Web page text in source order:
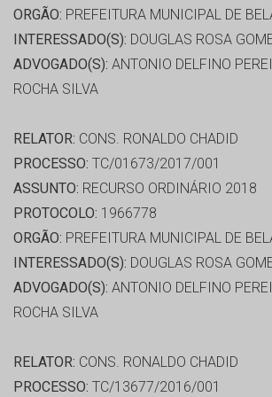
ORGÃO: PREFEITURA MUNICIPAL DE
INTERESSADO(S): DOUGLAS ROSA
ADVOGADO(S): ANTONIO DELFINO
ROCHA SILVA
RELATOR: CONS. RONALDO CHADID
PROCESSO: TC/01673/2017/001
ASSUNTO: RECURSO ORDINÁRIO 2018
PROTOCOLO: 1966778
ORGÃO: PREFEITURA MUNICIPAL DE
INTERESSADO(S): DOUGLAS ROSA
ADVOGADO(S): ANTONIO DELFINO
ROCHA SILVA
RELATOR: CONS. RONALDO CHADID
PROCESSO: TC/13677/2016/001